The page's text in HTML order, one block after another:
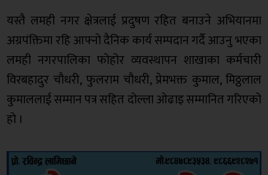
यस्तै लमही नगर क्षेत्रलाई प्रदुषण रहित बनाउने अभियानमा
अग्रपंक्तिमा रहि आफ्नो दैनिक कार्य सम्पदान गर्दै आउनु भएका
लमही नगरपालिका फोहोर व्यवस्थापन शाखाका कर्मचारी
विरबहादुर चौधरी, फुलराम चौधरी, प्रेमभक्त कुमाल, मिठ्ठलाल
कुमाललाई सम्मान पत्र सहित दोल्ला ओढाइ सम्मानित गरिएको
हो ।